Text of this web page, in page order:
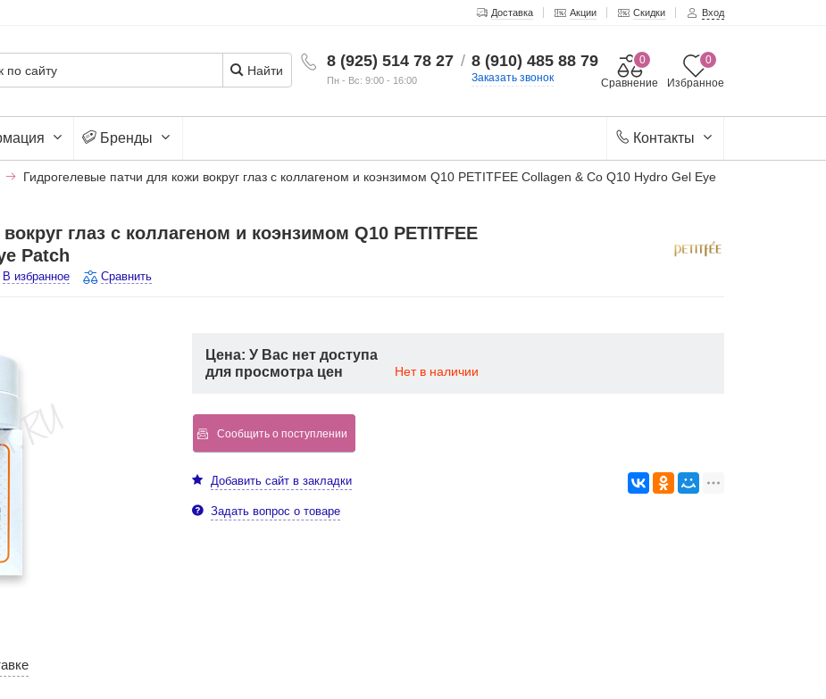
Доставка Акции Скидки Вход
8 (925) 514 78 27
Пн - Вс: 9:00 - 16:00
/ 8 (910) 485 88 79
Заказать звонок Избранное
0
Сравнение
0
Найти
Бренды Контакты
Гидрогелевые патчи для кожи вокруг глаз с коллагеном и коэнзимом Q10 PETITFEE Collagen & Co Q10 Hydro Gel Eye
глаз с коллагеном и коэнзимом Q10 PETITFEE
Patch
В избранное Сравнить
Цена: У Вас нет доступа
для просмотра цен
Нет в наличии
Сообщить о поступлении
Добавить сайт в закладки
Задать вопрос о товаре